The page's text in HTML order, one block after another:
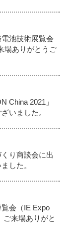
池技術展覧会
場ありがとうご
China 2021」
いました。
り商談会に出
した。
会（IE Expo
ご来場ありがと